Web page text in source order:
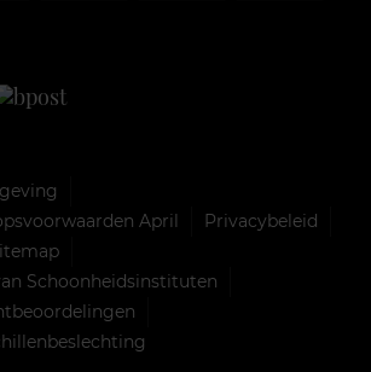
April
Privacybeleid
Schoonheidsinstituten